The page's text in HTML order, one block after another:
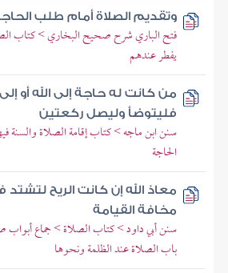
وتقديم الصلاة أمام طلب
فتح الباري شرح صحيح البخاري > كتاب
يفطر عندهم
من كانت له حاجة إلى الله أو
فليتوضأ وليصل ركعتين
سنن ابن ماجه > كتاب إقامة الصلاة والسنة
الحاجة
معاذ الله إن كانت الريح لتشتد
مخافة القيامة
سنن أبي داود > كتاب الصلاة > جماع أبواب
باب الصلاة عند الظلمة ونحوها